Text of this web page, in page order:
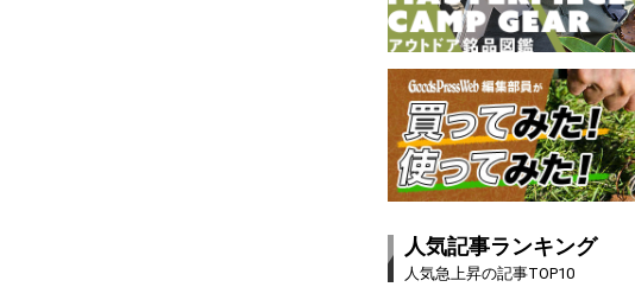
人気記事ランキング
人気急上昇の記事TOP10